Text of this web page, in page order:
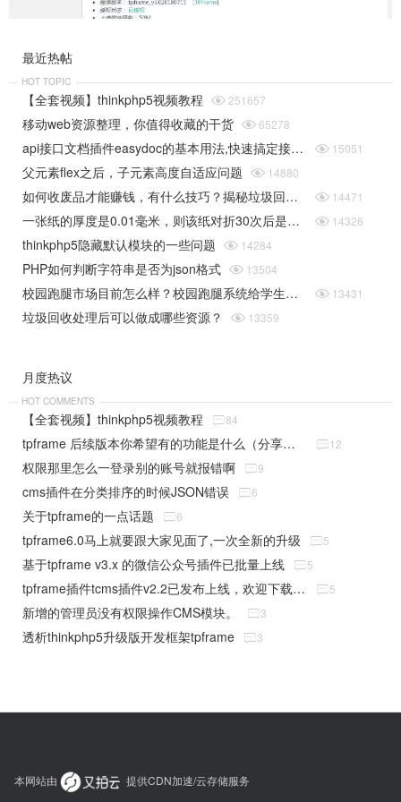
最近热帖
HOT TOPIC
【全套视频】thinkphp5视频教程  251657
移动web资源整理，你值得收藏的干货  65278
api接口文档插件easydoc的基本用法,快速搞定接口文档  15051
父元素flex之后，子元素高度自适应问题  14880
如何收废品才能赚钱，有什么技巧？揭秘垃圾回收行业的一些规则  14471
一张纸的厚度是0.01毫米，则该纸对折30次后是多厚（据说超过珠穆朗玛峰的高度）php实现  14326
thinkphp5隐藏默认模块的一些问题  14284
PHP如何判断字符串是否为json格式  13504
校园跑腿市场目前怎么样？校园跑腿系统给学生带来了哪些便捷？  13431
垃圾回收处理后可以做成哪些资源？  13359
月度热议
HOT COMMENTS
【全套视频】thinkphp5视频教程 84
tpframe 后续版本你希望有的功能是什么（分享贴） 12
权限那里怎么一登录别的账号就报错啊 9
cms插件在分类排序的时候JSON错误 6
关于tpframe的一点话题 6
tpframe6.0马上就要跟大家见面了,一次全新的升级 5
基于tpframe v3.x 的微信公众号插件已批量上线 5
tpframe插件tcms插件v2.2已发布上线，欢迎下载使用 5
新增的管理员没有权限操作CMS模块。 3
透析thinkphp5升级版开发框架tpframe 3
本网站由 提供CDN加速/云存储服务